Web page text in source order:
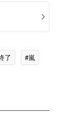
了
#嵐